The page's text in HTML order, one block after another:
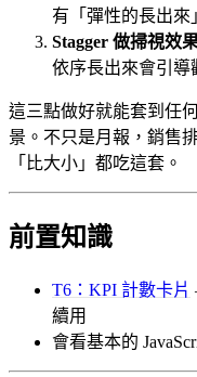
有「彈性的長出來
Stagger 做掃視效
依序長出來會引導
這三點做好就能套到任
景。不只是月報，銷售
「比大小」都吃這套。
前置知識
T6：KPI 計數卡片
續用
會看基本的